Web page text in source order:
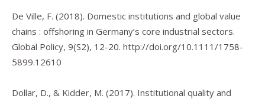
De Ville, F. (2018). Domestic institutions and global value
chains : offshoring in Germany’s core industrial sectors.
Global Policy, 9(S2), 12-20. http://doi.org/10.1111/1758-
5899.12610
Dollar, D., & Kidder, M. (2017). Institutional quality and